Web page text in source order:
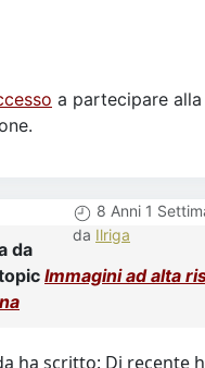
a partecipare alla
8 Anni 1
da Ilriga
da
Immagini ad alta
ha scritto: Di recente